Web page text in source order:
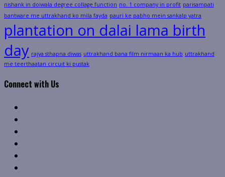
nishank in doiwala degree collage function no. 1 company in profit parisampati
bantware me uttrakhand ko mila fayda pauri ke pabho mein sankalp yatra
plantation on dalai lama birth
day rajya sthapna diwas uttrakhand bana film nirmaan ka hub uttrakhand
me teerthaatan circuit ki pustak
Connect with Us